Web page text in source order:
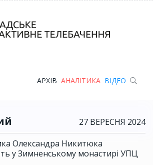
АРХІВ АНАЛІТИКА ВІДЕО
27 ВЕРЕСНЯ 2024
Олександра Никитюка
у Зимненському монастирі УПЦ